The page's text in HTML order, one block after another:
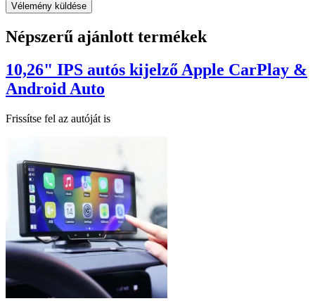
Népszerű ajánlott termékek
10,26" IPS autós kijelző Apple CarPlay &
Android Auto
Frissítse fel az autóját is